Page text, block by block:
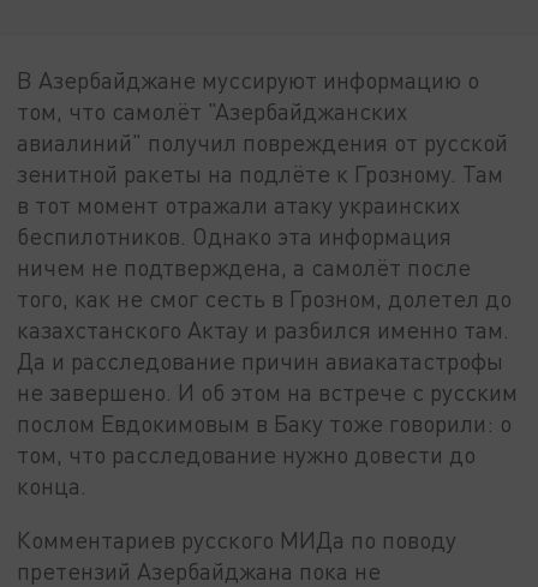
В Азербайджане муссируют информацию о
том, что самолёт "Азербайджанских
авиалиний" получил повреждения от русской
зенитной ракеты на подлёте к Грозному. Там
в тот момент отражали атаку украинских
беспилотников. Однако эта информация
ничем не подтверждена, а самолёт после
того, как не смог сесть в Грозном, долетел до
казахстанского Актау и разбился именно там.
Да и расследование причин авиакатастрофы
не завершено. И об этом на встрече с русским
послом Евдокимовым в Баку тоже говорили: о
том, что расследование нужно довести до
конца.
Комментариев русского МИДа по поводу
претензий Азербайджана пока не